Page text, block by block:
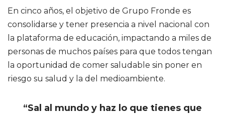
En cinco años, el objetivo de Grupo Fronde es
consolidarse y tener presencia a nivel nacional con
la plataforma de educación, impactando a miles de
personas de muchos países para que todos tengan
la oportunidad de comer saludable sin poner en
riesgo su salud y la del medioambiente.
“Sal al mundo y haz lo que tienes que